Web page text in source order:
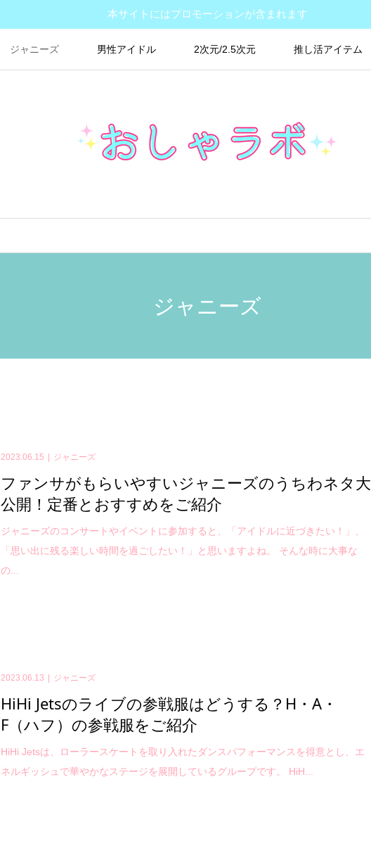
本サイトにはプロモーションが含まれます
ジャニーズ 男性アイドル 2次元/2.5次元 推し活アイテム
ジャニーズ
2023.06.15 ジャニーズ
ファンサがもらいやすいジャニーズのうちわネタ大
公開！定番とおすすめをご紹介
ジャニーズのコンサートやイベントに参加すると、「アイドルに近づきたい！」、
「思い出に残る楽しい時間を過ごしたい！」と思いますよね。 そんな時に大事な
の...
2023.06.13 ジャニーズ
HiHi Jetsのライブの参戦服はどうする？H・A・
F（ハフ）の参戦服をご紹介
HiHi Jetsは、ローラースケートを取り入れたダンスパフォーマンスを得意とし、エ
ネルギッシュで華やかなステージを展開しているグループです。 HiH...